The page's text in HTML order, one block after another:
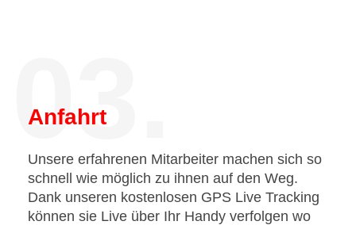
03.
Anfahrt
Unsere erfahrenen Mitarbeiter machen sich so
schnell wie möglich zu ihnen auf den Weg.
Dank unseren kostenlosen GPS Live Tracking
können sie Live über Ihr Handy verfolgen wo